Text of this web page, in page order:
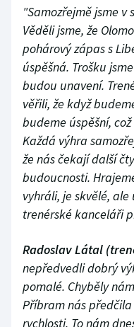
"Samozřejmě jsme v
Věděli jsme, že
pohárový zápas s
úspěšná. Trošku
budou unavení.
věřili, že když
budeme úspěšní,
Každá výhra
že nás čekají další
budoucnosti.
vyhráli, je skvělé,
trenérské kanceláři
Radoslav Látal
nepředvedli dobrý
pomalé. Chyběly
Příbram nás
rychlosti. To nám